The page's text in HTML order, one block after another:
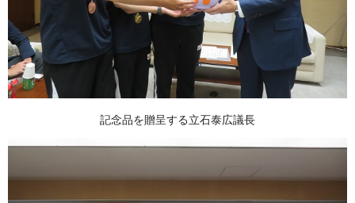
記念品を贈呈する立石泰広議長